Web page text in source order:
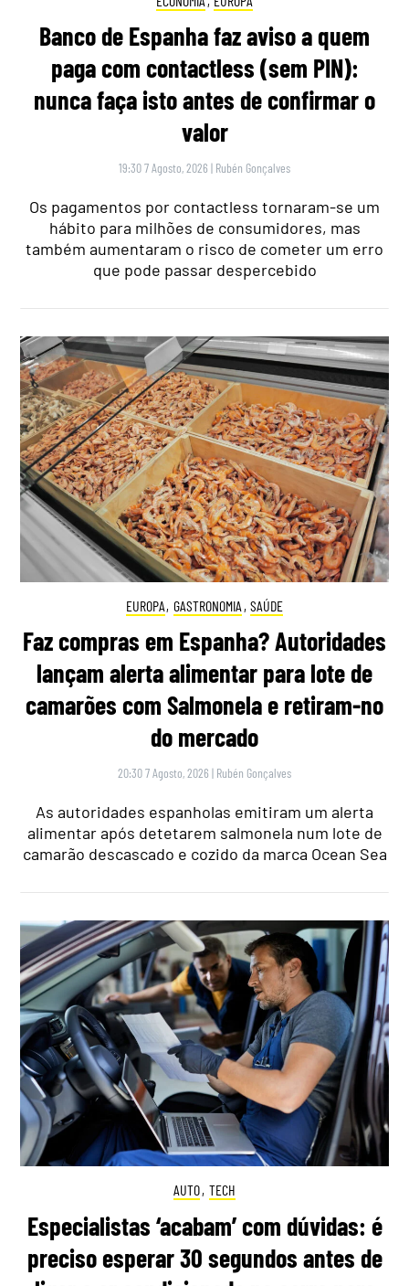
Banco de Espanha faz aviso a quem
paga com contactless (sem PIN):
nunca faça isto antes de confirmar o
valor
19:30 7 Agosto, 2026 | Rubén Gonçalves
Os pagamentos por contactless tornaram-se um
hábito para milhões de consumidores, mas
também aumentaram o risco de cometer um erro
que pode passar despercebido
EUROPA, GASTRONOMIA , SAÚDE
Faz compras em Espanha? Autoridades
lançam alerta alimentar para lote de
camarões com Salmonela e retiram-no
do mercado
20:30 7 Agosto, 2026 | Rubén Gonçalves
As autoridades espanholas emitiram um alerta
alimentar após detetarem salmonela num lote de
camarão descascado e cozido da marca Ocean Sea
AUTO, TECH
Especialistas ‘acabam’ com dúvidas: é
preciso esperar 30 segundos antes de